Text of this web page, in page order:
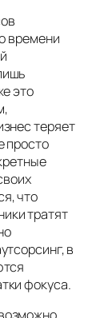
времени
это
теряет
просто
что
тратят
в
фокуса.